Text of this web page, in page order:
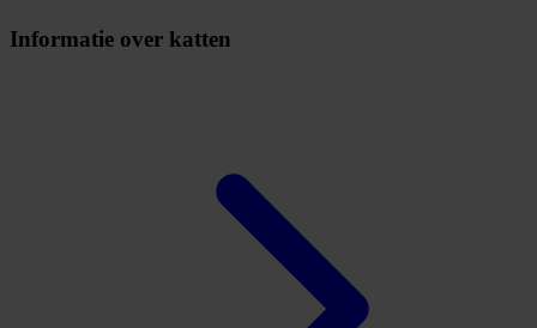
Informatie over katten